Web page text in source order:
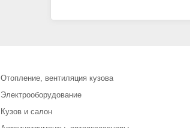
Отопление, вентиляция кузова
Электрооборудование
Кузов и салон